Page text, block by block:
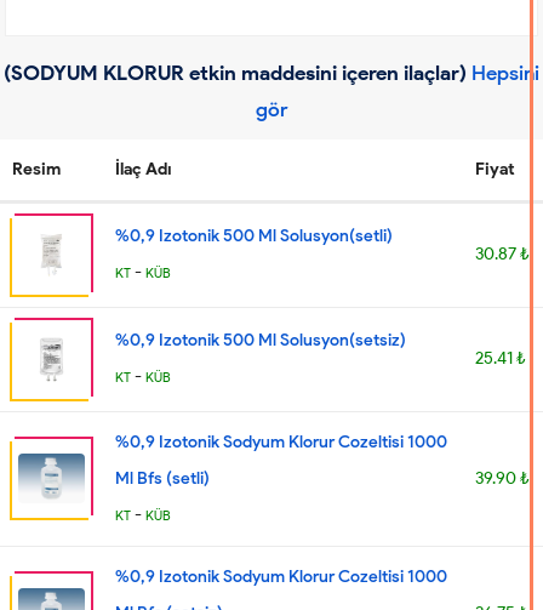
(SODYUM KLORUR etkin maddesini içeren ilaçlar) Hepsini
gör
Resim İlaç Adı Fiyat
%0,9 Izotonik 500 Ml Solusyon(setli)
KT - KÜB
30.87 ₺
%0,9 Izotonik 500 Ml Solusyon(setsiz)
KT - KÜB
25.41 ₺
%0,9 Izotonik Sodyum Klorur Cozeltisi 1000
Ml Bfs (setli)
KT - KÜB
39.90 ₺
%0,9 Izotonik Sodyum Klorur Cozeltisi 1000